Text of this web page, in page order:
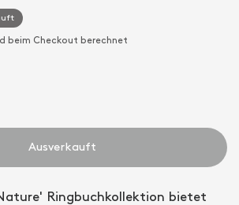
beim Checkout berechnet
Ausverkauft
Ringbuchkollektion bietet